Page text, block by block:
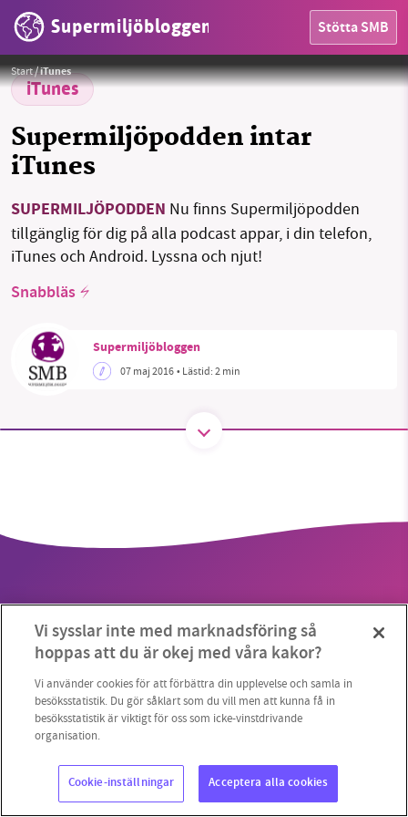
Supermiljöbloggen Stötta SMB
OMRÅDEN
MILJÖFAKTA
OM OSS
Sök Sparade inlägg Tipsa oss
Threads
Start/iTunes
iTunes
Supermiljöpodden intar
iTunes
SUPERMILJÖPODDEN Nu finns Supermiljöpodden
tillgänglig för dig på alla podcast appar, i din telefon,
iTunes och Android. Lyssna och njut!
Snabbläs
Supermiljöbloggen
07 maj 2016• Lästid:2 min
Foto: Vera Telemo och Ellen Palm
Copyright 2023 © Supermiljöbloggen
miljödebatten framåt genom
nyhetsbevakning och granskningar. Nu vill vi
vill hjälpa oss.
Stötta vårt arbete genom att swisha en slant till
1231368703
Läs vad vi vill göra
Vi sysslar inte med marknadsföring så
hoppas att du är okej med våra kakor?
Vi använder cookies för att förbättra din upplevelse och samla in
besöksstatistik. Du gör såklart som du vill men att kunna få in
besöksstatistik är viktigt för oss som icke-vinstdrivande
organisation.
Cookie-inställningar Acceptera alla cookies